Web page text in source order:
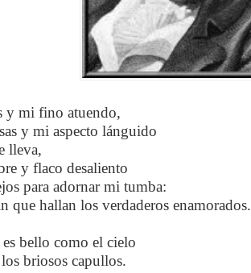
y mi fino atuendo,
y mi aspecto lánguido
lleva,
y flaco desaliento
para adornar mi tumba:
que hallan los verdaderos enamorados.
bello como el cielo
briosos capullos.